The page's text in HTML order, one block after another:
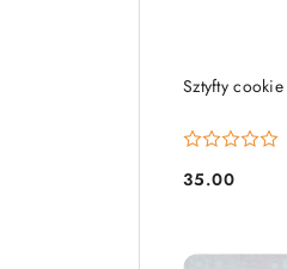
Sztyfty
Cena:
35.00